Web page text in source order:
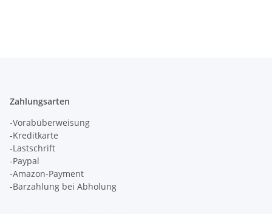
Zahlungsarten
-Vorabüberweisung
-Kreditkarte
-Lastschrift
-Paypal
-Amazon-Payment
-Barzahlung bei Abholung